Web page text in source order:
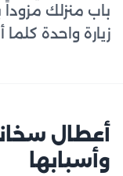
باب منزلك مزوداً
زيارة واحدة كلما
أعطال
وأسبابها